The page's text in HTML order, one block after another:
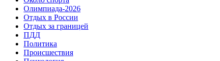
Олимпиада-2026
Отдых в России
Отдых за границей
ПДД
Политика
Происшествия